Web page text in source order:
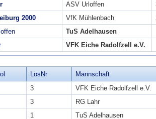
ASV Urloffen
2000
VfK Mühlenbach
TuS Adelhausen
VFK Eiche Radolfzell e.V.
LosNr
Mannschaft
3
VFK Eiche Radolfzell e.V.
3
RG Lahr
1
TuS Adelhausen